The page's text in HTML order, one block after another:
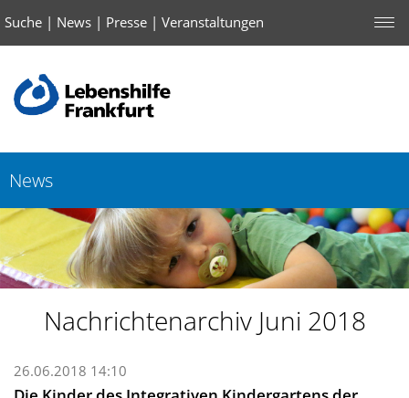
Suche | News | Presse | Veranstaltungen
News
Nachrichtenarchiv Juni 2018
26.06.2018 14:10